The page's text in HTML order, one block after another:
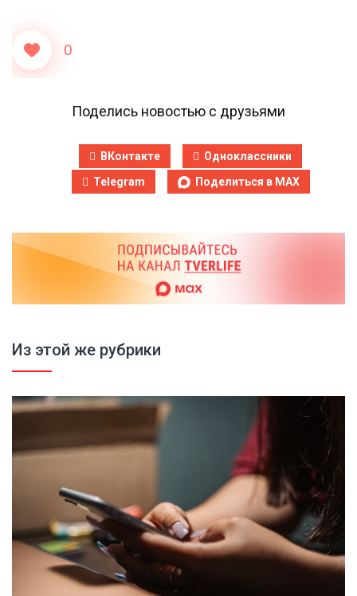
0
Поделись новостью с друзьями
ВКонтакте
Одноклассники
Telegram
Поделиться в MAX
Из этой же рубрики